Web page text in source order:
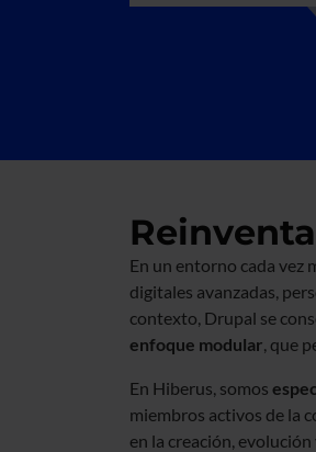
En un entorno cada vez
digitales avanzadas,
contexto, Drupal se
enfoque modular, que
En Hiberus, somos
miembros activos de la
en la creación,